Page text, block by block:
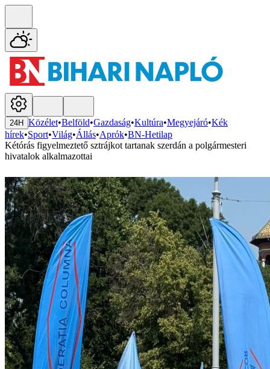
24H Közélet•Belföld•Gazdaság•Kultúra•Megyejáró•Kék
hírek•Sport•Világ•Állás•Aprók•BN-Hetilap
Kétórás figyelmeztető sztrájkot tartanak szerdán a polgármesteri
hivatalok alkalmazottai